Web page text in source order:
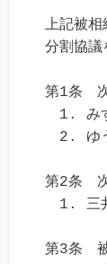
上記被相
分割協議
第1条　
1. み
2. ゆ
第2条　
1. 三
第3条　